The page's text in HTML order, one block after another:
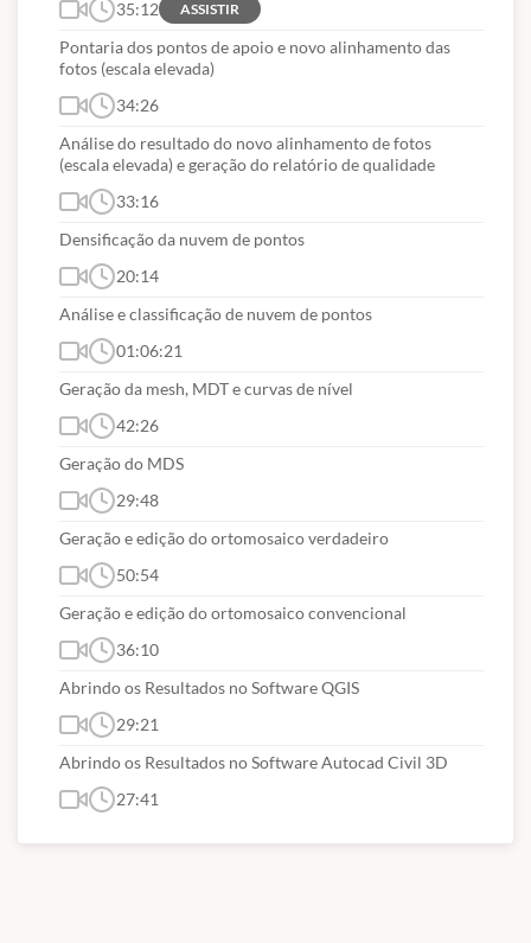
Em torno de 100GB de memória em HD livre para
armazenamento de dados
É sugerido ter um dispositivo de armazenamento do tipo SSD
Garantia
Após a compra do curso o aluno terá até 7 dias para cancelar e
Código de Defesa do Consumidor
35:12
ASSISTIR
Pontaria dos pontos de apoio e novo alinhamento das
fotos (escala elevada)
34:26
Análise do resultado do novo alinhamento de fotos
(escala elevada) e geração do relatório de qualidade
33:16
Densificação da nuvem de pontos
20:14
Análise e classificação de nuvem de pontos
01:06:21
Geração da mesh, MDT e curvas de nível
42:26
Geração do MDS
29:48
Geração e edição do ortomosaico verdadeiro
50:54
Geração e edição do ortomosaico convencional
36:10
Abrindo os Resultados no Software QGIS
29:21
Abrindo os Resultados no Software Autocad Civil 3D
27:41